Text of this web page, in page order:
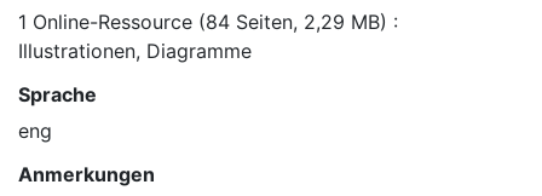
1 Online-Ressource (84 Seiten, 2,29 MB) :
Illustrationen, Diagramme
Sprache
eng
Anmerkungen